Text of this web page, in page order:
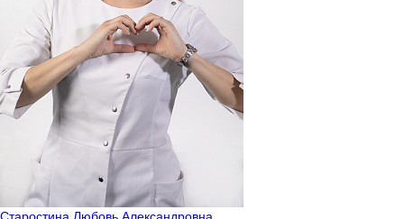
Старостина Любовь Александровна